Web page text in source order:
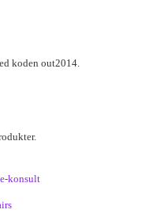
koden out2014.
konsult